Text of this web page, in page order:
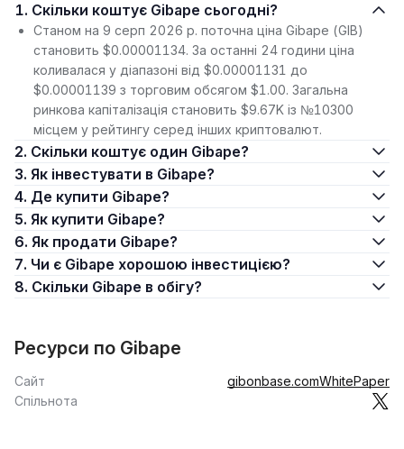
1. Скільки коштує Gibape сьогодні?
Станом на 9 серп 2026 р. поточна ціна Gibape (GIB)
становить $0.00001134. За останні 24 години ціна
коливалася у діапазоні від $0.00001131 до
$0.00001139 з торговим обсягом $1.00. Загальна
ринкова капіталізація становить $9.67K із №10300
місцем у рейтингу серед інших криптовалют.
2. Скільки коштує один Gibape?
3. Як інвестувати в Gibape?
4. Де купити Gibape?
5. Як купити Gibape?
6. Як продати Gibape?
7. Чи є Gibape хорошою інвестицією?
8. Скільки Gibape в обігу?
Ресурси по Gibape
Сайт gibonbase.comWhitePaper
Спільнота